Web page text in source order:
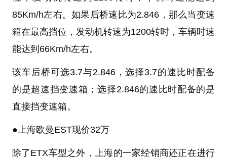
85Km/h左右。如果后桥速比为2.846，那么当变速
箱在最高挡位，发动机转速为1200转时，车辆时速
能达到66Km/h左右。
该车后桥可选3.7与2.846，选择3.7的速比时配备
的是超速挡变速箱；选择2.846的速比时配备的是
直接挡变速箱。
● 上海欧曼EST现价32万
除了ETX车型之外，上海的一家经销商还正在进行